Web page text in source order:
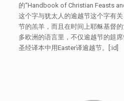
的“Handbook of Christian Feasts
这个字与犹太人的逾越节这个字有
节的羔羊，而且在时间上耶稣基督
多欧洲的语言里，不仅逾越节的筵
圣经译本中用Easter译逾越节。[:id]